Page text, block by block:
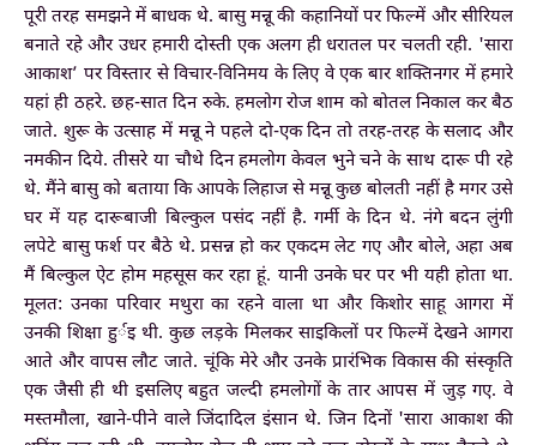
पूरी तरह समझने में बाधक थे. बासु मन्नू की कहानियों पर फिल्में और सीरियल
बनाते रहे और उधर हमारी दोस्ती एक अलग ही धरातल पर चलती रही. 'सारा
आकाश’ पर विस्तार से विचार-विनिमय के लिए वे एक बार शक्तिनगर में हमारे
यहां ही ठहरे. छह-सात दिन रुके. हमलोग रोज शाम को बोतल निकाल कर बैठ
जाते. शुरू के उत्साह में मन्नू ने पहले दो-एक दिन तो तरह-तरह के सलाद और
नमकीन दिये. तीसरे या चौथे दिन हमलोग केवल भुने चने के साथ दारू पी रहे
थे. मैंने बासु को बताया कि आपके लिहाज से मन्नू कुछ बोलती नहीं है मगर उसे
घर में यह दारूबाजी बिल्कुल पसंद नहीं है. गर्मी के दिन थे. नंगे बदन लुंगी
लपेटे बासु फर्श पर बैठे थे. प्रसन्न हो कर एकदम लेट गए और बोले, अहा अब
मैं बिल्कुल ऐट होम महसूस कर रहा हूं. यानी उनके घर पर भी यही होता था.
मूलत: उनका परिवार मथुरा का रहने वाला था और किशोर साहू आगरा में
उनकी शिक्षा हुर्इ थी. कुछ लड़के मिलकर साइकिलों पर फिल्में देखने आगरा
आते और वापस लौट जाते. चूंकि मेरे और उनके प्रारंभिक विकास की संस्कृति
एक जैसी ही थी इसलिए बहुत जल्दी हमलोगों के तार आपस में जुड़ गए. वे
मस्तमौला, खाने-पीने वाले जिंदादिल इंसान थे. जिन दिनों 'सारा आकाश की